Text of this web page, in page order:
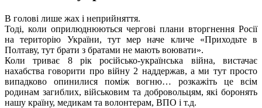
В голові лише жах і неприйняття.
Тоді, коли оприлюднюються чергові плани вторгнення Росії
на територію України, тут мер наче кличе «Приходьте в
Полтаву, тут брати з братами не мають воювати».
Коли триває 8 рік російсько-українська війна, вистачає
нахабства говорити про війну 2 наддержав, а ми тут просто
випадково опинилися поміж вогню… розкажіть це всім
родинам загиблих, військовим та добровольцям, які боронять
нашу країну, медикам та волонтерам, ВПО і т.д.